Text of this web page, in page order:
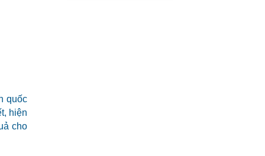
quốc
hiện
cho